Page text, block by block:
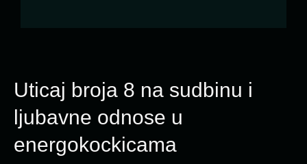
Uticaj broja 8 na sudbinu i
ljubavne odnose u
energokockicama